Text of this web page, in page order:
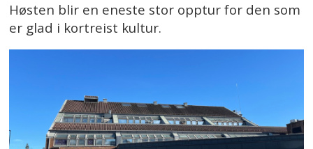
Høsten blir en eneste stor opptur for den som
er glad i kortreist kultur.